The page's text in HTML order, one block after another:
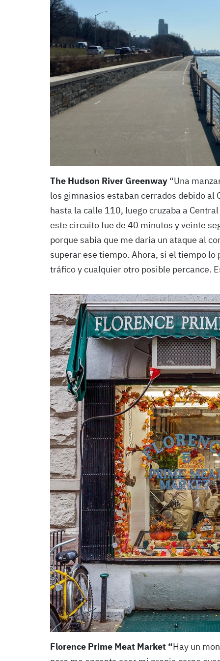
The Hudson River Greenway “Una
los gimnasios estaban cerrados debido al
hasta la calle 110, luego cruzaba a
este circuito fue de 40 minutos y veinte
porque sabía que me daría un ataque al
superar ese tiempo. Ahora, si el tiempo
tráfico y cualquier otro posible percance.
Florence Prime Meat Market “ Hay un